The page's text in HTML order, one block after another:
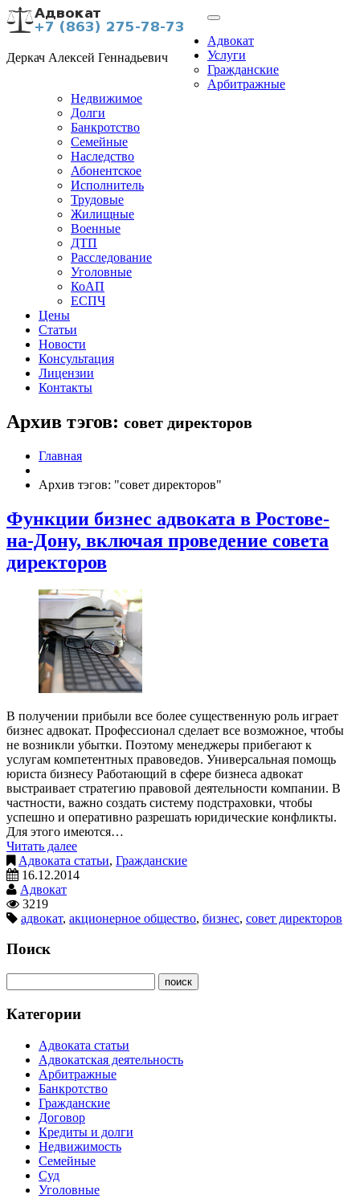
Деркач Алексей Геннадьевич
Адвокат
Услуги
Гражданские
Арбитражные
Недвижимое
Долги
Банкротство
Семейные
Наследство
Абонентское
Исполнитель
Трудовые
Жилищные
Военные
ДТП
Расследование
Уголовные
КоАП
ЕСПЧ
Цены
Статьи
Новости
Консультация
Лицензии
Контакты
Архив тэгов: совет директоров
Главная
Архив тэгов: "совет директоров"
Функции бизнес адвоката в Ростове-
на-Дону, включая проведение совета
директоров
В получении прибыли все более существенную роль играет
бизнес адвокат. Профессионал сделает все возможное, чтобы
не возникли убытки. Поэтому менеджеры прибегают к
услугам компетентных правоведов. Универсальная помощь
юриста бизнесу Работающий в сфере бизнеса адвокат
выстраивает стратегию правовой деятельности компании. В
частности, важно создать систему подстраховки, чтобы
успешно и оперативно разрешать юридические конфликты.
Для этого имеются…
Читать далее
Адвоката статьи, Гражданские
16.12.2014
Адвокат
3219
адвокат, акционерное общество, бизнес, совет директоров
Поиск
Категории
Адвоката статьи
Адвокатская деятельность
Арбитражные
Банкротство
Гражданские
Договор
Кредиты и долги
Недвижимость
Семейные
Суд
Уголовные